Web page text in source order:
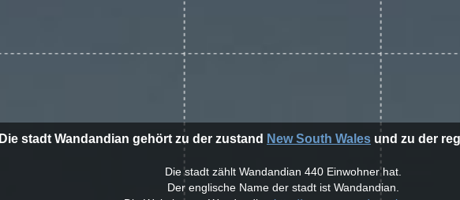
Die stadt Wandandian gehört zu der zustand New South Wales und zu der
Die stadt zählt Wandandian 440 Einwohner hat.
Der englische Name der stadt ist Wandandian.